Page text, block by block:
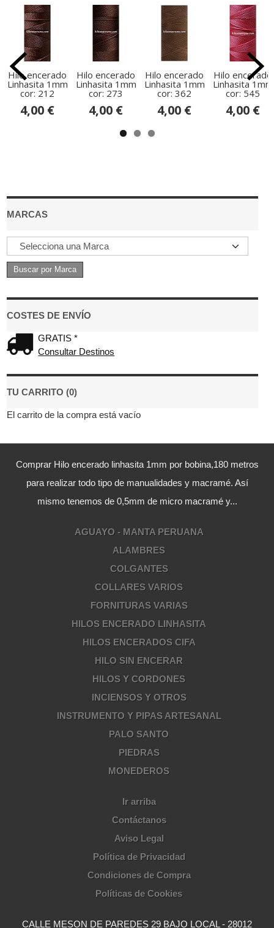
MARCAS
COSTES DE ENVÍO
GRATIS *
Consultar Destinos
TU CARRITO (0)
El carrito de la compra está vacío
Hilo encerado
Linhasita 1mm
cor: 212
4,00 €
Hilo encerado
Linhasita 1mm
cor: 273
4,00 €
Hilo encerado
Linhasita 1mm
cor: 362
4,00 €
Hilo encerado
Linhasita 1mm
cor: 545
4,00 €
Comprar Hilo encerado linhasita 1mm por bobina,180 metros
para realizar todo tipo de manualidades y macramé. Así
mismo tenemos de 0,5mm de micro macramé y...
AGUAYO - MANTA PERUANA
ALAMBRES
COLGANTES
COLLARES VARIOS
FORNITURAS VARIAS
HILOS ENCERADO LINHASITA
HILOS ENCERADOS CIFA
HILO SIN ENCERAR
HILOS Y CORDONES
INCIENSOS Y OTROS
INSTRUMENTO Y PIPAS ARTESANAL
PALO SANTO
PIEDRAS
MONEDEROS
Ir arriba
Contáctanos
Aviso Legal
Política de Privacidad
Condiciones de Compra
Políticas de Cookies
CALLE MESON DE PAREDES 29 BAJO LOCAL - 28012